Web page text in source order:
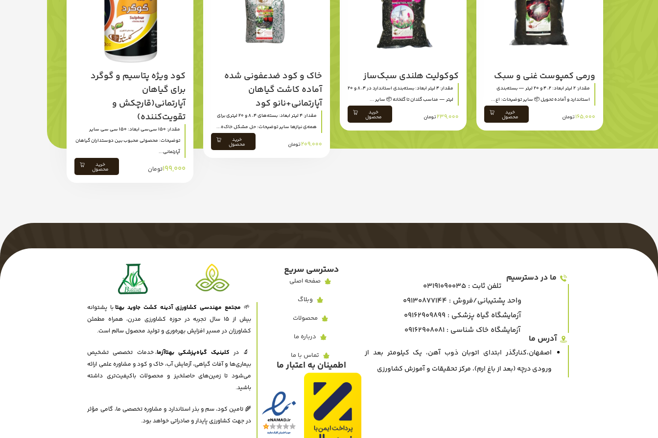
ورمی کمپوست غنی و سبک
مقدار: 2 لیتر ابعاد: 2، 4 و 20 لیتر — بسته‌بندی
استاندارد و آماده تحویل 📦 سایر توضیحات: اع...
165,000 تومان
خرید
محصول
کوکولیت هلندی سبک‌ساز
مقدار: 4 لیتر ابعاد: بسته‌بندی استاندارد در 4، 8 و 20
لیتر — مناسب گلدان تا گلخانه 📦 سایر ...
239,000 تومان
خرید
محصول
خاک و کود ضدعفونی شده
آماده کاشت گیاهان
آپارتمانی+نانو کود
مقدار: 4 لیتر ابعاد: بسته‌های 4، 8 و 20 لیتری برای
همه‌ی نیازها سایر توضیحات: حل مشکل خاک‌ه...
209,000 تومان
خرید
محصول
کود ویژه پتاسیم و گوگرد
برای گیاهان
آپارتمانی(قارچکش و
تقویت‌کننده)
مقدار: 150 سی‌سی ابعاد: 150 سی سی سایر
توضیحات: محصولی محبوب بین دوستداران گیاهان
آپارتمانی...
199,000تومان خرید
محصول
ما در دسترسیم
تلفن ثابت : 03191090035
واحد پشتیبانی/فروش : 09130877144
آزمایشگاه گیاه پزشکی : ۰۹۱۶۲۹۰۹۸۹۹
آزمایشگاه خاک شناسی : ۰۹۱۶۲۹۰۸۰۸۱
آدرس ما
اصفهان،کنارگذر ابتدای اتوبان ذوب آهن، یک کیلومتر بعد از
ورودی درچه (بعد از باغ ارم)، مرکز تحقیقات و آموزش کشاورزی
دسترسی سریع
صفحه اصلی
وبلاگ
محصولات
درباره ما
تماس با ما
اطمینان به اعتبار ما
🌱 مجتمع مهندسی کشاورزی آدینه کشت جاوید بهتابا پشتوانه
بیش از ۱۵ سال تجربه در حوزه کشاورزی مدرن، همراه مطمئن
کشاورزان در مسیر افزایش بهره‌وری و تولید محصول سالم است.
🔬 در کلینیک گیاه‌پزشکی بهتاآزما، خدمات تخصصی تشخیص
بیماری‌ها و آفات گیاهی، آزمایش آب، خاک و کود و مشاوره علمی ارائه
می‌شود تا زمین‌های حاصلخیز و محصولات باکیفیت‌تری داشته
باشید.
🌾 تامین کود، سم و بذر استاندارد و مشاوره تخصصی ما، گامی مؤثر
در جهت کشاورزی پایدار و صادراتی خواهد بود.